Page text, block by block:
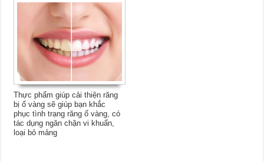
Thực phẩm giúp cải thiện răng
bị ố vàng sẽ giúp bạn khắc
phục tình trạng răng ố vàng, có
tác dụng ngăn chặn vi khuẩn,
loại bỏ mảng